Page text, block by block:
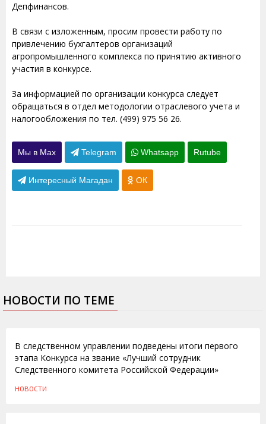
Депфинансов.
В связи с изложенным, просим провести работу по
привлечению бухгалтеров организаций
агропромышленного комплекса по принятию активного
участия в конкурсе.
За информацией по организации конкурса следует
обращаться в отдел методологии отраслевого учета и
налогообложения по тел. (499) 975 56 26.
Мы в Max Telegram Whatsapp Rutube
Интересный Магадан ОК
НОВОСТИ ПО ТЕМЕ
В следственном управлении подведены итоги первого
этапа Конкурса на звание «Лучший сотрудник
Следственного комитета Российской Федерации»
НОВОСТИ